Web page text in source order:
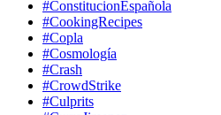
#ConstitucionEspañola
#CookingRecipes
#Copla
#Cosmología
#Crash
#CrowdStrike
#Culprits